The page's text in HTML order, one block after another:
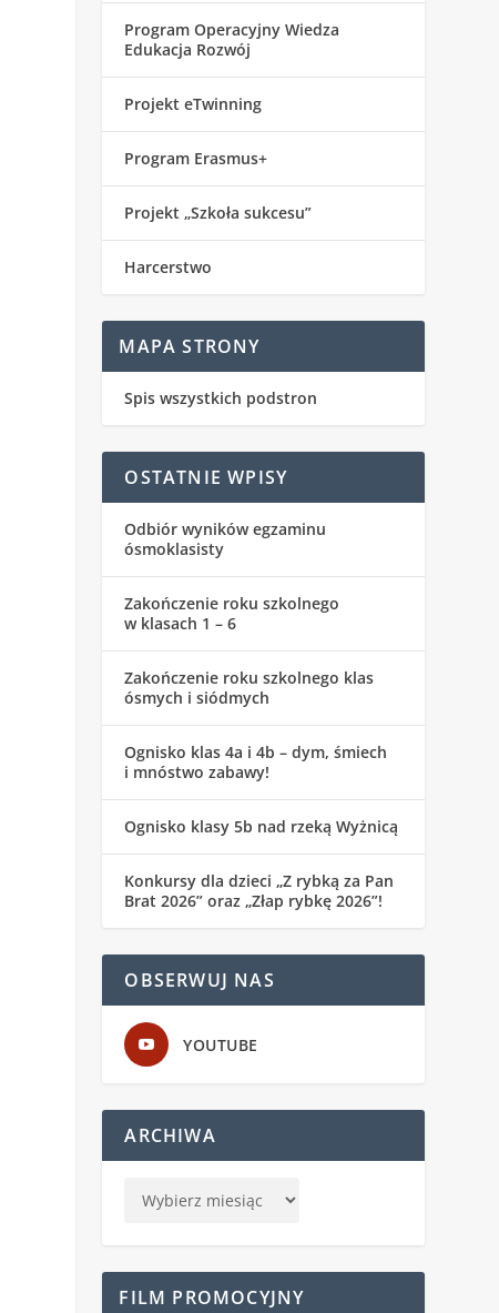
Program Operacyjny Wiedza
Edukacja Rozwój
Projekt eTwinning
Program Erasmus+
Projekt „Szkoła sukcesu”
Harcerstwo
MAPA STRONY
Spis wszystkich podstron
OSTATNIE WPISY
Odbiór wyników egzaminu
ósmoklasisty
Zakończenie roku szkolnego
w klasach 1 – 6
Zakończenie roku szkolnego klas
ósmych i siódmych
Ognisko klas 4a i 4b – dym, śmiech
i mnóstwo zabawy!
Ognisko klasy 5b nad rzeką Wyżnicą
Konkursy dla dzieci „Z rybką za Pan
Brat 2026” oraz „Złap rybkę 2026”!
OBSERWUJ NAS
YOUTUBE
ARCHIWA
FILM PROMOCYJNY